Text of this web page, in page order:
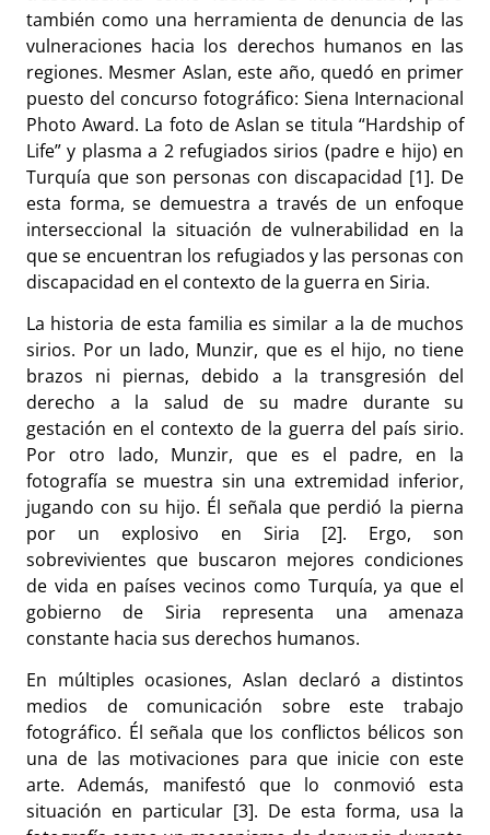
también como una herramienta de denuncia de las
vulneraciones hacia los derechos humanos en las
regiones. Mesmer Aslan, este año, quedó en primer
puesto del concurso fotográfico: Siena Internacional
Photo Award. La foto de Aslan se titula “Hardship of
Life” y plasma a 2 refugiados sirios (padre e hijo) en
Turquía que son personas con discapacidad [1]. De
esta forma, se demuestra a través de un enfoque
interseccional la situación de vulnerabilidad en la
que se encuentran los refugiados y las personas con
discapacidad en el contexto de la guerra en Siria.
La historia de esta familia es similar a la de muchos
sirios. Por un lado, Munzir, que es el hijo, no tiene
brazos ni piernas, debido a la transgresión del
derecho a la salud de su madre durante su
gestación en el contexto de la guerra del país sirio.
Por otro lado, Munzir, que es el padre, en la
fotografía se muestra sin una extremidad inferior,
jugando con su hijo. Él señala que perdió la pierna
por un explosivo en Siria [2]. Ergo, son
sobrevivientes que buscaron mejores condiciones
de vida en países vecinos como Turquía, ya que el
gobierno de Siria representa una amenaza
constante hacia sus derechos humanos.
En múltiples ocasiones, Aslan declaró a distintos
medios de comunicación sobre este trabajo
fotográfico. Él señala que los conflictos bélicos son
una de las motivaciones para que inicie con este
arte. Además, manifestó que lo conmovió esta
situación en particular [3]. De esta forma, usa la